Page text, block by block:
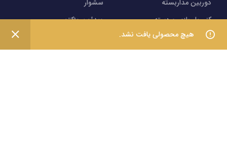
هیچ محصولی یافت نشد.
دوربین مداربسته
کنسول بازی و دسته
هدست هندزفری هدفون
سشوار
ویدئو پروژکتور